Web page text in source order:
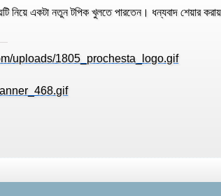
নিয়ে একটা নতুন টপিক খুলতে পারতেন। ধন্যবাদ শেয়ার